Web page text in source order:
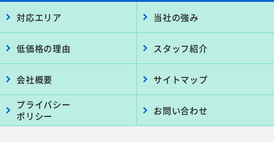
対応エリア 当社の強み
低価格の理由 スタッフ紹介
会社概要 サイトマップ
プライバシー
ポリシー
お問い合わせ